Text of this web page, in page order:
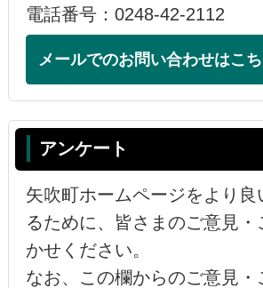
電話番号：0248-42-2112
メールでのお問い合わせはこ
アンケート
矢吹町ホームページをより良
るために、皆さまのご意見・
かせください。
なお、この欄からのご意見・